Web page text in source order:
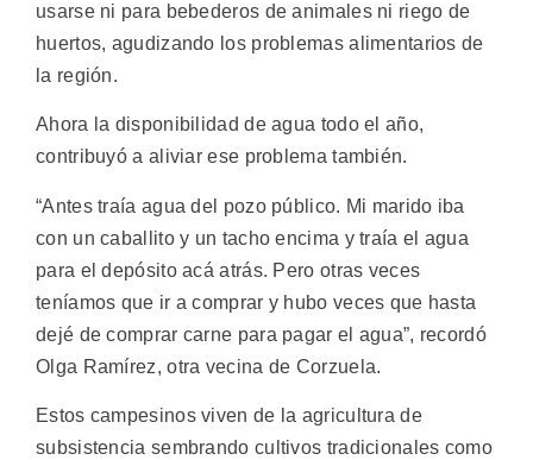
usarse ni para bebederos de animales ni riego de
huertos, agudizando los problemas alimentarios de
la región.
Ahora la disponibilidad de agua todo el año,
contribuyó a aliviar ese problema también.
“Antes traía agua del pozo público. Mi marido iba
con un caballito y un tacho encima y traía el agua
para el depósito acá atrás. Pero otras veces
teníamos que ir a comprar y hubo veces que hasta
dejé de comprar carne para pagar el agua”, recordó
Olga Ramírez, otra vecina de Corzuela.
Estos campesinos viven de la agricultura de
subsistencia sembrando cultivos tradicionales como